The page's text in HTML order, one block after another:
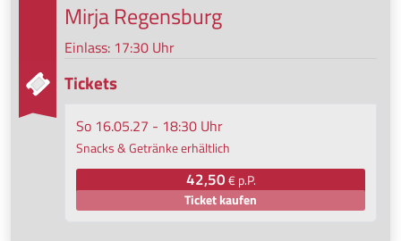
Mirja Regensburg
Einlass: 17:30 Uhr
Tickets
So 16.05.27 - 18:30 Uhr
Snacks & Getränke erhältlich
42,50€ p.P.
Ticket kaufen